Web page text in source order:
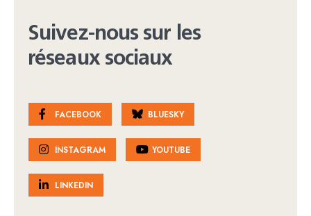
Suivez-nous sur les
réseaux sociaux
FACEBOOK BLUESKY
INSTAGRAM YOUTUBE
LINKEDIN